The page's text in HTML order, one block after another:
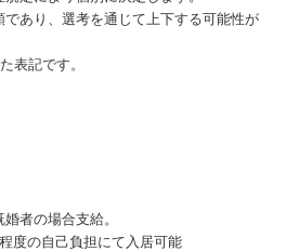
あり、選考を通じて上下する可能性が
表記です。
者の場合支給。
度の自己負担にて入居可能